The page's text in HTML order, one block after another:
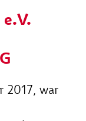
2017, war